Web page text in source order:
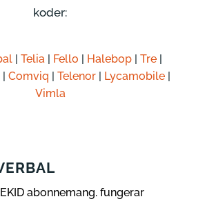
koder:
|Telia | Fello | Halebop |Tre |
|Comviq |Telenor | Lycamobile |
Vimla
abonnemang. fungerar